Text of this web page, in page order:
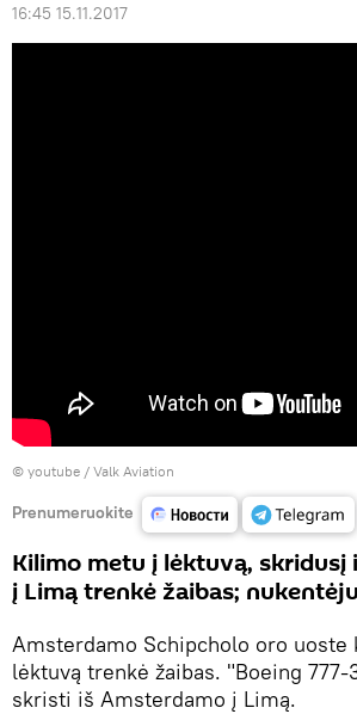
16:45 15.11.2017
© youtube / Valk Aviation
Prenumeruokite
Kilimo metu į lėktuvą, skridusį
į Limą trenkė žaibas;
Amsterdamo Schipcholo oro
lėktuvą trenkė žaibas. "Boeing
skristi iš Amsterdamo į Limą.